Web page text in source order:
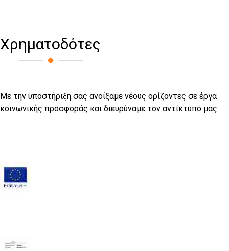
Χρηματοδότες
Με την υποστήριξη σας ανοίξαμε νέους ορίζοντες σε έργα
κοινωνικής προσφοράς και διευρύναμε τον αντίκτυπό μας.